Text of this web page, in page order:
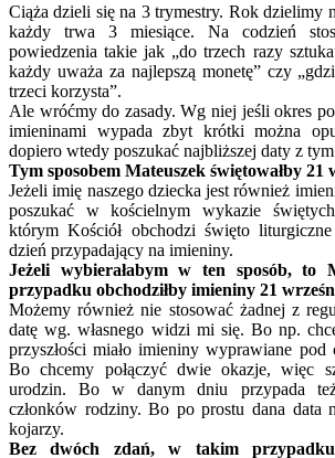
Ciąża dzieli się na 3 trymestry. Rok dzielimy
każdy trwa 3 miesiące. Na codzień
powiedzenia takie jak „do trzech razy
każdy uważa za najlepszą monetę” czy
trzeci korzysta”.
Ale wróćmy do zasady. Wg niej jeśli okres
imieninami wypada zbyt krótki można
dopiero wtedy poszukać najbliższej daty z
Tym sposobem Mateuszek świętowałby 21
Jeżeli imię naszego dziecka jest również
poszukać w kościelnym wykazie
którym Kościół obchodzi święto
dzień przypadający na imieniny.
Jeżeli wybierałabym w ten sposób, to
przypadku obchodziłby imieniny 21
Możemy również nie stosować żadnej z
datę wg. własnego widzi mi się. Bo np.
przyszłości miało imieniny wyprawiane pod
Bo chcemy połączyć dwie okazje, więc
urodzin. Bo w danym dniu przypada
członków rodziny. Bo po prostu dana data
kojarzy.
Bez dwóch zdań, w takim